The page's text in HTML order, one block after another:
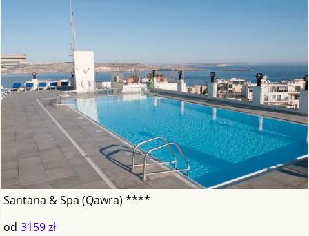
Santana & Spa (Qawra) ****
od 3159 zł